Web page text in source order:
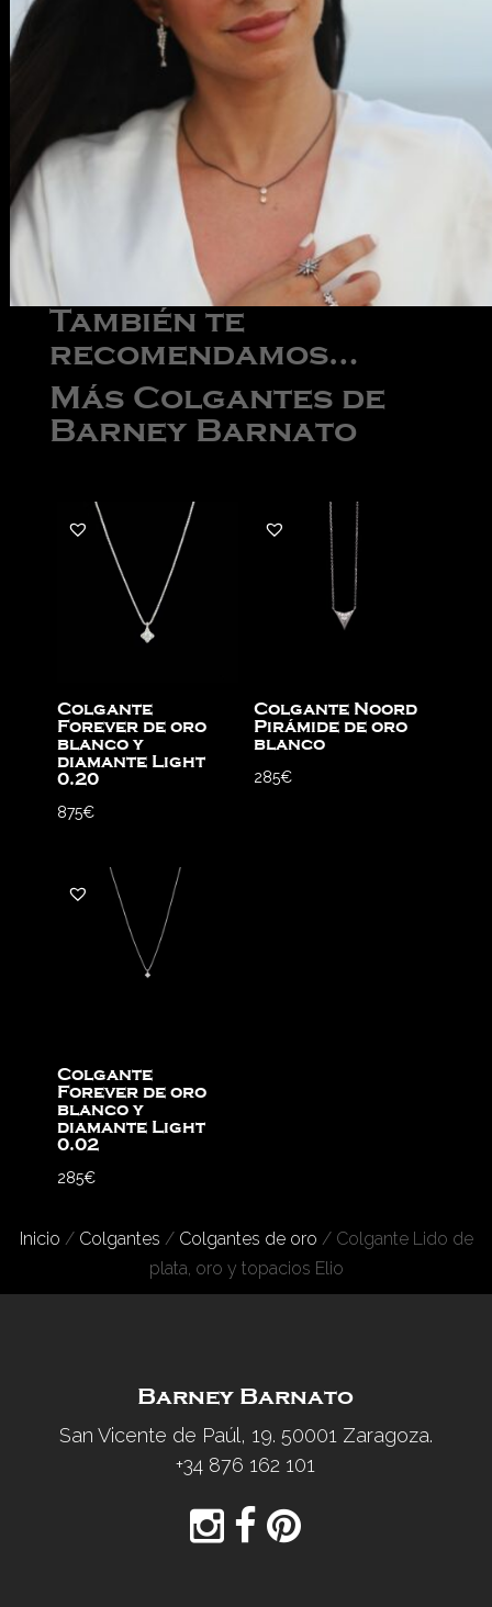
También te
recomendamos…
Más Colgantes de
Barney Barnato
Colgante
Forever de oro
blanco y
diamante Light
0.20
875€
Colgante Noord
Pirámide de oro
blanco
285€
Colgante
Forever de oro
blanco y
diamante Light
0.02
285€
Inicio / Colgantes / Colgantes de oro / Colgante Lido de
plata, oro y topacios Elio
Barney Barnato
San Vicente de Paúl, 19. 50001 Zaragoza.
+34 876 162 101